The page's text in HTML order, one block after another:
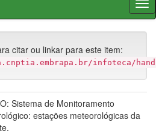
citar ou linkar para este item:
infoteca/
Sistema de Monitoramento
estações meteorológicas da